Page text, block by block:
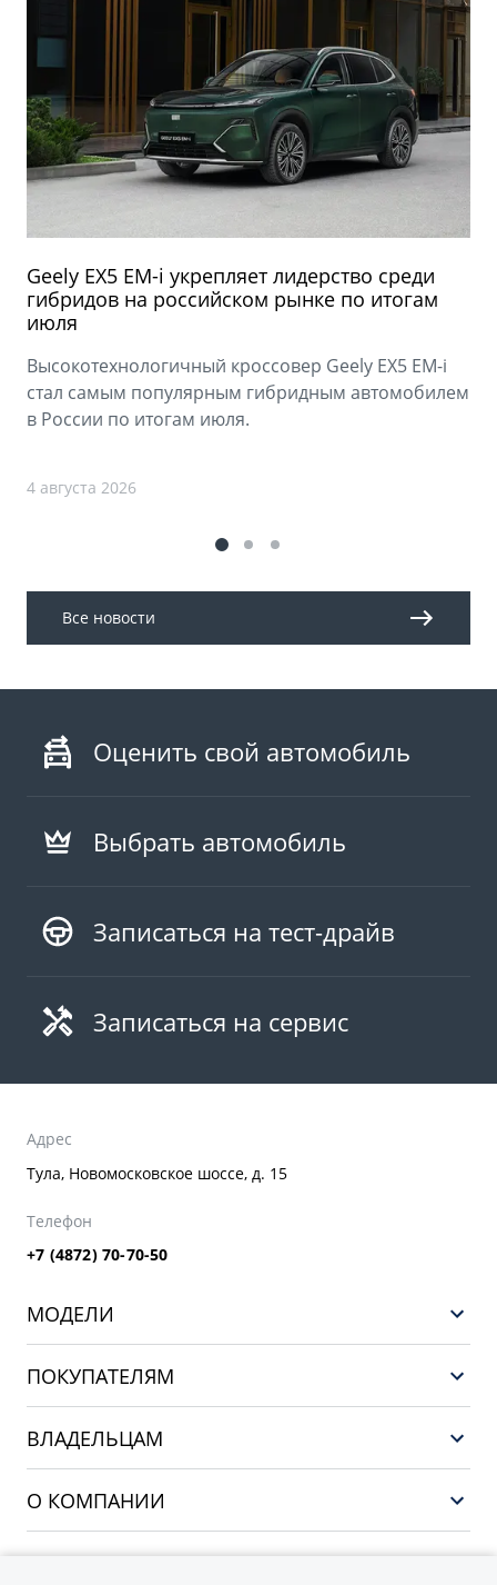
Geely EX5 EM-i укрепляет лидерство среди
гибридов на российском рынке по итогам
июля
Высокотехнологичный кроссовер Geely EX5 EM-i
стал самым популярным гибридным автомобилем
в России по итогам июля.
4 августа 2026
Все новости
Оценить свой автомобиль
Выбрать автомобиль
Записаться на тест-драйв
Записаться на сервис
Адрес
Тула, Новомосковское шоссе, д. 15
Телефон
+7 (4872) 70-70-50
МОДЕЛИ
EX5
PREFACE
CITYRAY
ATLAS
ПОКУПАТЕЛЯМ
ВЛАДЕЛЬЦАМ
О КОМПАНИИ